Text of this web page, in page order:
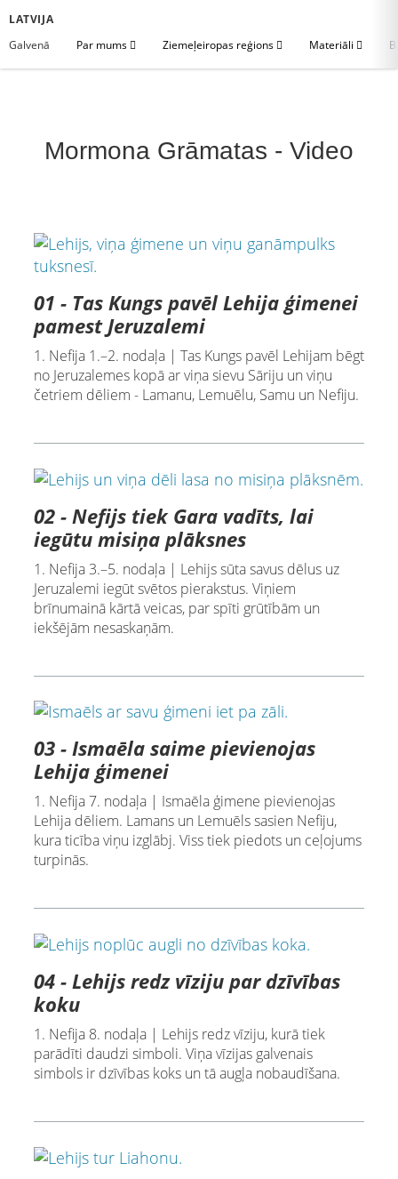
LATVIJA
Galvenā
Par mums Ziemeļeiropas reģions Materiāli
Mormona Grāmatas - Video
01 - Tas Kungs pavēl Lehija ģimenei
pamest Jeruzalemi
1. Nefija 1.–2. nodaļa | Tas Kungs pavēl Lehijam bēgt
no Jeruzalemes kopā ar viņa sievu Sāriju un viņu
četriem dēliem - Lamanu, Lemuēlu, Samu un Nefiju.
02 - Nefijs tiek Gara vadīts, lai
iegūtu misiņa plāksnes
1. Nefija 3.–5. nodaļa | Lehijs sūta savus dēlus uz
Jeruzalemi iegūt svētos pierakstus. Viņiem
brīnumainā kārtā veicas, par spīti grūtībām un
iekšējām nesaskaņām.
03 - Ismaēla saime pievienojas
Lehija ģimenei
1. Nefija 7. nodaļa | Ismaēla ģimene pievienojas
Lehija dēliem. Lamans un Lemuēls sasien Nefiju,
kura ticība viņu izglābj. Viss tiek piedots un ceļojums
turpinās.
04 - Lehijs redz vīziju par dzīvības
koku
1. Nefija 8. nodaļa | Lehijs redz vīziju, kurā tiek
parādīti daudzi simboli. Viņa vīzijas galvenais
simbols ir dzīvības koks un tā augļa nobaudīšana.